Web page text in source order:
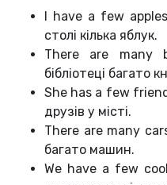
I have a few
столі кілька яблук.
There are many
бібліотеці багато
She has a few
друзів у місті.
There are many
багато машин.
We have a few